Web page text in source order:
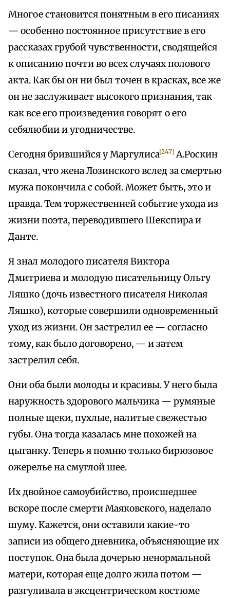
Многое становится понятным в его писаниях
— особенно постоянное присутствие в его
рассказах грубой чувственности, сводящейся
к описанию почти во всех случаях полового
акта. Как бы он ни был точен в красках, все же
он не заслуживает высокого признания, так
как все его произведения говорят о его
себялюбии и угодничестве.
Сегодня брившийся у Маргулиса[247] А.Роскин
сказал, что жена Лозинского вслед за смертью
мужа покончила с собой. Может быть, это и
правда. Тем торжественней событие ухода из
жизни поэта, переводившего Шекспира и
Данте.
Я знал молодого писателя Виктора
Дмитриева и молодую писательницу Ольгу
Ляшко (дочь известного писателя Николая
Ляшко), которые совершили одновременный
уход из жизни. Он застрелил ее — согласно
тому, как было договорено, — и затем
застрелил себя.
Они оба были молоды и красивы. У него была
наружность здорового мальчика — румяные
полные щеки, пухлые, налитые свежестью
губы. Она тогда казалась мне похожей на
цыганку. Теперь я помню только бирюзовое
ожерелье на смуглой шее.
Их двойное самоубийство, происшедшее
вскоре после смерти Маяковского, наделало
шуму. Кажется, они оставили какие-то
записи из общего дневника, объясняющие их
поступок. Она была дочерью ненормальной
матери, которая еще долго жила потом —
разгуливала в эксцентрическом костюме